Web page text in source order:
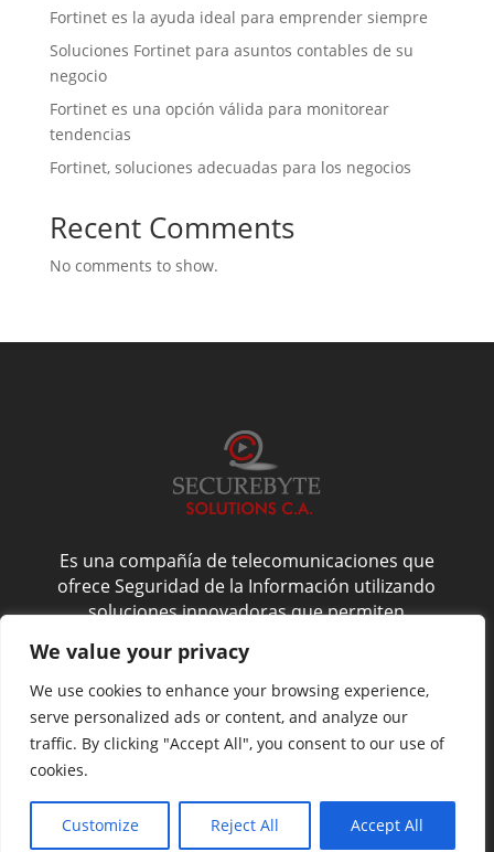
We value your privacy
We use cookies to enhance your browsing experience,
serve personalized ads or content, and analyze our
traffic. By clicking "Accept All", you consent to our use of
cookies.
Customize Reject All Accept All
Fortinet es la ayuda ideal para emprender siempre
Soluciones Fortinet para asuntos contables de su
negocio
Fortinet es una opción válida para monitorear
tendencias
Fortinet, soluciones adecuadas para los negocios
Recent Comments
No comments to show.
Es una compañía de telecomunicaciones que
ofrece Seguridad de la Información utilizando
soluciones innovadoras que permiten
que nos enfocamos en la confidencialidad,
integridad y disponibilidad del activo más
valioso de su compañía: La Información.